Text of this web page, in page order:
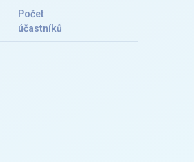
Počet
účastníků